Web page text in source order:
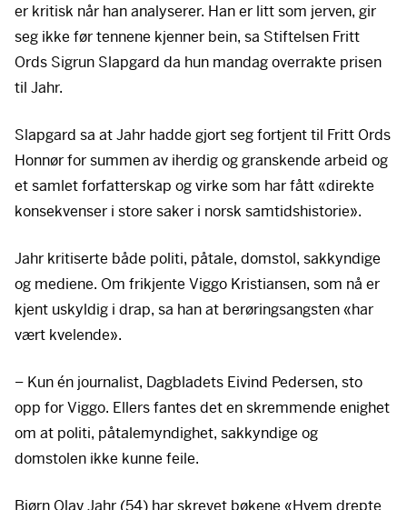
er kritisk når han analyserer. Han er litt som jerven, gir
seg ikke før tennene kjenner bein, sa Stiftelsen Fritt
Ords Sigrun Slapgard da hun mandag overrakte prisen
til Jahr.
Slapgard sa at Jahr hadde gjort seg fortjent til Fritt Ords
Honnør for summen av iherdig og granskende arbeid og
et samlet forfatterskap og virke som har fått «direkte
konsekvenser i store saker i norsk samtidshistorie».
Jahr kritiserte både politi, påtale, domstol, sakkyndige
og mediene. Om frikjente Viggo Kristiansen, som nå er
kjent uskyldig i drap, sa han at berøringsangsten «har
vært kvelende».
– Kun én journalist, Dagbladets Eivind Pedersen, sto
opp for Viggo. Ellers fantes det en skremmende enighet
om at politi, påtalemyndighet, sakkyndige og
domstolen ikke kunne feile.
Bjørn Olav Jahr (54) har skrevet bøkene «Hvem drepte